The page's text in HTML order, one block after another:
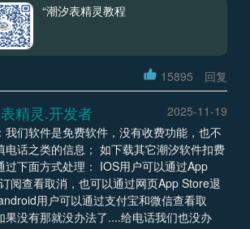
“潮汐表精灵教程
15895 回复
精灵.开发者
2025-11-19
我们软件是免费软件，没有收费功能，也不
电话之类的信息； 如下载其它潮汐软件扣费
过下面方式处理： IOS用户可以通过App
阅查看取消，也可以通过网页App Store退
用户可以通过支付宝和微信查看取
果没有那就没办法了....给电话我们也没办